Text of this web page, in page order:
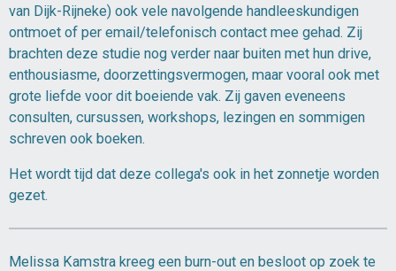
van Dijk-Rijneke) ook vele navolgende handleeskundigen
ontmoet of per email/telefonisch contact mee gehad. Zij
brachten deze studie nog verder naar buiten met hun drive,
enthousiasme, doorzettingsvermogen, maar vooral ook met
grote liefde voor dit boeiende vak. Zij gaven eveneens
consulten, cursussen, workshops, lezingen en sommigen
schreven ook boeken.
Het wordt tijd dat deze collega's ook in het zonnetje worden
gezet.
Melissa Kamstra kreeg een burn-out en besloot op zoek te